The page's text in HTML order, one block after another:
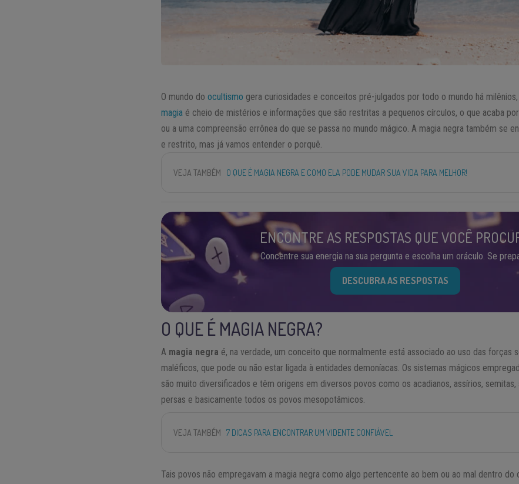
O mundo doocultismo gera curiosidades e conceitos pré-julgados por todo o mundo há
magia é cheio de mistérios e informações que são restritas a pequenos círculos, o que acaba
ou a uma compreensão errônea do que se passa no mundo mágico. A magia negra também se
e restrito, mas já vamos entender o porquê.
VEJA TAMBÉM O QUE É MAGIA NEGRA E COMO ELA PODE MUDAR SUA VIDA PARA MELHOR!
ENCONTRE AS RESPOSTAS QUE VOCÊ
Concentre sua energia na sua pergunta e escolha um oráculo. Se
DESCUBRA AS RESPOSTAS
O QUE É MAGIA NEGRA?
A magia negra é, na verdade, um conceito que normalmente está associado ao uso das forças
maléficos, que pode ou não estar ligada à entidades demoníacas. Os sistemas mágicos
são muito diversificados e têm origens em diversos povos como os acadianos, assírios, semitas,
persas e basicamente todos os povos mesopotâmicos.
VEJA TAMBÉM 7 DICAS PARA ENCONTRAR UM VIDENTE CONFIÁVEL
Tais povos não empregavam a magia negra como algo pertencente ao bem ou ao mal dentro do